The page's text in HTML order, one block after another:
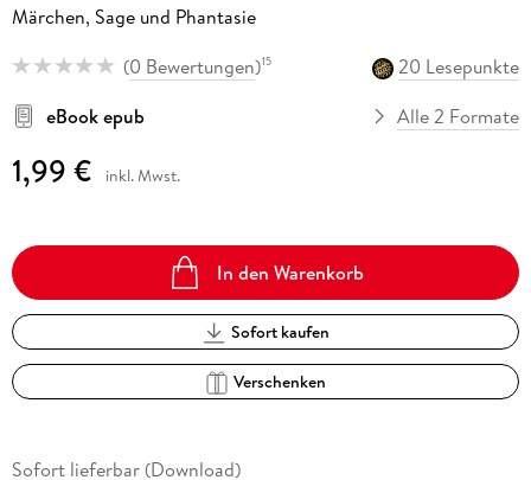
Märchen, Sage und Phantasie
(0 Bewertungen)15
20 Lesepunkte
eBook epub
Alle 2 Formate
1,99 € inkl. Mwst.
In den Warenkorb
Sofort kaufen
Verschenken
Sofort lieferbar (Download)